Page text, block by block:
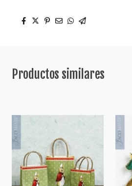
Productos similares